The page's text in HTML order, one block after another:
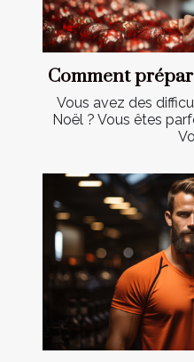
Comment
Vous avez des
Noël ? Vous êtes